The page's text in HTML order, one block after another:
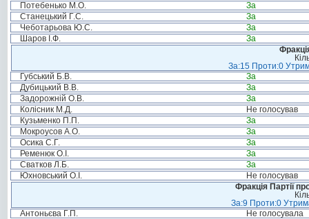
Потебенько М.О.
За
Станецький Г.С.
За
Чеботарьова Ю.С.
За
Шаров І.Ф.
За
За:15 Проти:0
Губський Б.В.
За
Дубицький В.В.
За
Задорожній О.В.
За
Колісник М.Д.
Не голосував
Кузьменко П.П.
За
Мокроусов А.О.
За
Осика С.Г.
За
Ременюк О.І.
За
Сватков Л.Б.
За
Юхновський О.І.
Не голосував
Фракція Партії
За:9 Проти:0
Антоньєва Г.П.
Не голосувала